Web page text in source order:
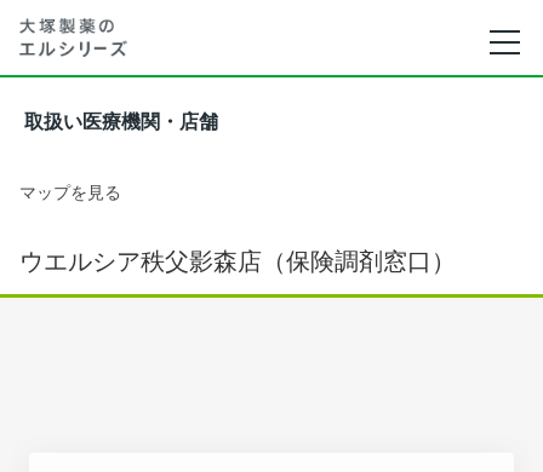
取扱い医療機関・店舗
マップを見る
ウエルシア秩父影森店（保険調剤窓口）